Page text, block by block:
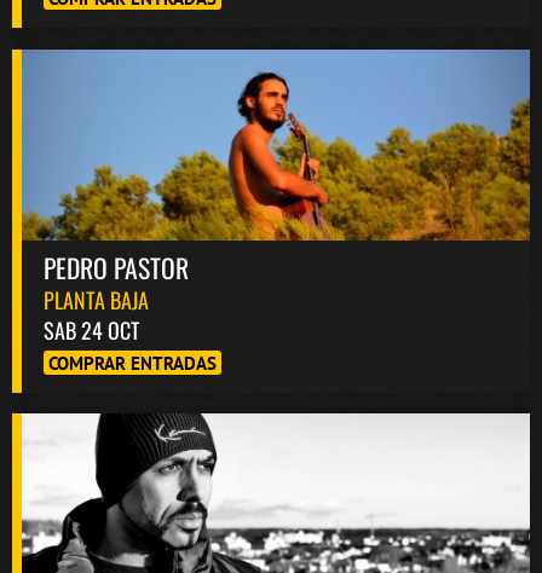
PEDRO PASTOR
PLANTA BAJA
SAB 24 OCT
COMPRAR ENTRADAS